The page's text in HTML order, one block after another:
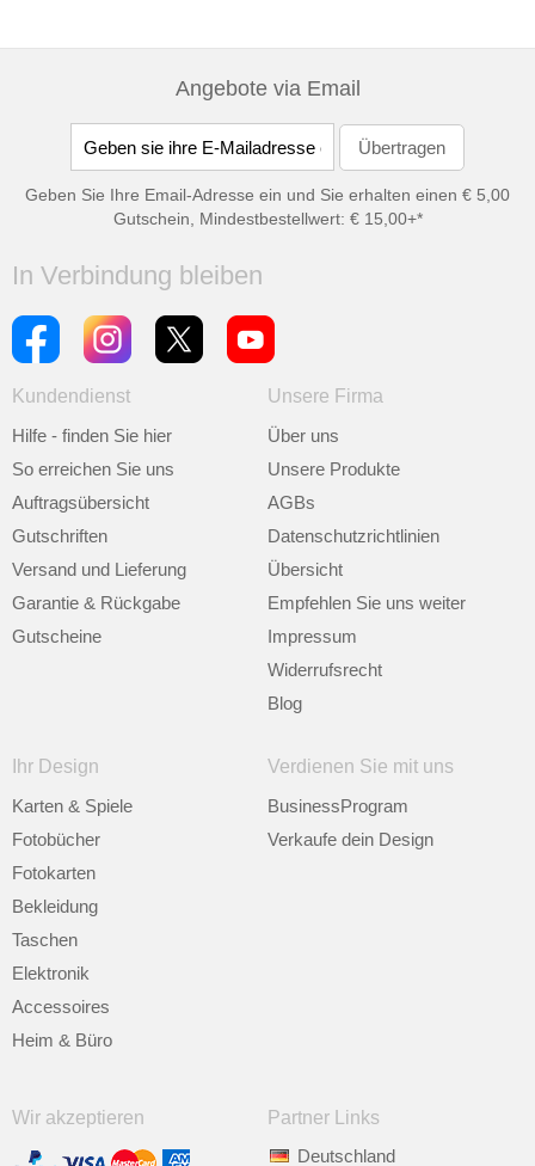
Angebote via Email
Geben Sie Ihre Email-Adresse ein und Sie erhalten einen € 5,00
Gutschein, Mindestbestellwert: € 15,00+*
In Verbindung bleiben
Kundendienst
Hilfe - finden Sie hier
So erreichen Sie uns
Auftragsübersicht
Gutschriften
Versand und Lieferung
Garantie & Rückgabe
Gutscheine
Unsere Firma
Über uns
Unsere Produkte
AGBs
Datenschutzrichtlinien
Übersicht
Empfehlen Sie uns weiter
Impressum
Widerrufsrecht
Blog
Ihr Design
Karten & Spiele
Fotobücher
Fotokarten
Bekleidung
Taschen
Elektronik
Accessoires
Heim & Büro
Verdienen Sie mit uns
BusinessProgram
Verkaufe dein Design
Wir akzeptieren
Partner Links
Deutschland